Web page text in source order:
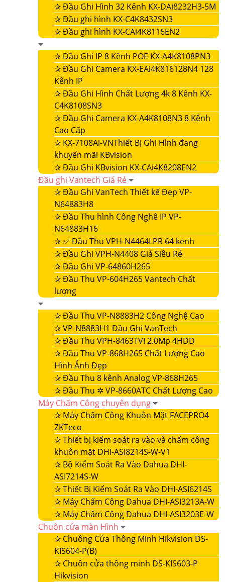
✰Đầu Ghi Hình 32 Kênh KX-DAi8232H3-5M
✰Đầu ghi hình KX-C4K8432SN3
✰Đầu ghi hình KX-CAi4K8116EN2
✰Đầu Ghi IP 8 Kênh POE KX-A4K8108PN3
✰Đầu Ghi Camera KX-EAi4K816128N4 128
Kênh IP
✰Đầu Ghi Hình Chất Lượng 4k 8 Kênh KX-
C4K8108SN3
✰Đầu Ghi Camera KX-A4K8108N3 8 Kênh
Cao Cấp
✰ KX-7108Ai-VNThiết Bị Ghi Hình đang
khuyến mãi KBvision
✰Đầu Ghi KBvision KX-CAi4K8208EN2
Đầu ghi Vantech Giá Rẻ
✰Đầu Ghi VanTech Thiết kế Đẹp VP-
N64883H8
✰Đầu Thu hình Công Nghê IP VP-
N64883H16
✰✅ Đầu Thu VPH-N4464LPR 64 kenh
✰Đầu Ghi VPH-N4408 Giá Siêu Rẻ
✰Đầu Ghi VP-64860H265
✰Đầu Thu VP-604H265 Vantech Chất
lượng
✰Đầu Thu VP-N8883H2 Công Nghệ Cao
✰VP-N8883H1 Đầu Ghi VanTech
✰Đầu Thu VPH-8463TVI 2.0Mp 4HDD
✰Đầu Thu VP-868H265 Chất Lượng Cao
Hình Ảnh Đẹp
✰Đầu Thu 8 kênh Analog VP-868H265
✰Đầu Thu ✲ VP-8660ATC Chất Lượng Cao
Máy Chấm Công chuyên dụng
✰ Máy Chấm Công Khuôn Mặt FACEPRO4
ZKTeco
✰Thiết bị kiểm soát ra vào và chấm công
khuôn mặt DHI-ASI8214S-W-V1
✰ Bộ Kiểm Soát Ra Vào Dahua DHI-
ASI7214S-W
✰Thiết Bị Kiểm Soát Ra Vào DHI-ASI6214S
✰ Máy Chấm Công Dahua DHI-ASI3213A-W
✰ Máy Chấm Công Dahua DHI-ASI3203E-W
Chuôn cửa màn Hình
✰ Chuông Cửa Thông Minh Hikvision DS-
KIS604-P(B)
✰ Chuôn cửa thông minh DS-KIS603-P
Hikvision